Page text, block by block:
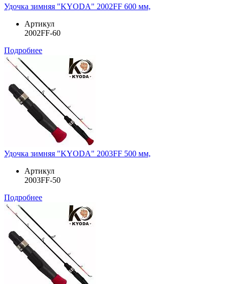
Удочка зимняя "KYODA" 2002FF 600 мм,
Артикул
2002FF-60
Подробнее
Удочка зимняя "KYODA" 2003FF 500 мм,
Артикул
2003FF-50
Подробнее